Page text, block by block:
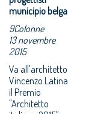
municipio belga
9Colonne
13 novembre
2015
Va all'architetto
Vincenzo Latina
il Premio
"Architetto